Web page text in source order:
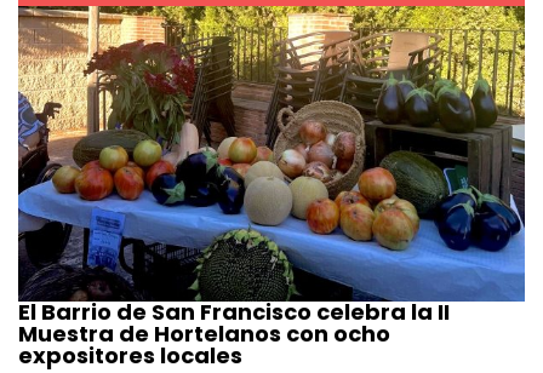
El Barrio de San Francisco celebra la II
Muestra de Hortelanos con ocho
expositores locales